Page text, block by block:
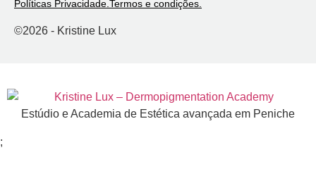
Políticas Privacidade. Termos e condições.
©2026 - Kristine Lux
Estúdio e Academia de Estética avançada em Peniche
;